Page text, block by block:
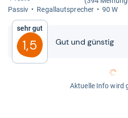
Pas­siv
Regal­laut­spre­cher 90 W
Sehr gut
1,5 Gut und güns­tig
Aktuelle Info wird